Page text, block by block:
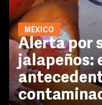
MÉXICO
Alerta por
jalapeños: